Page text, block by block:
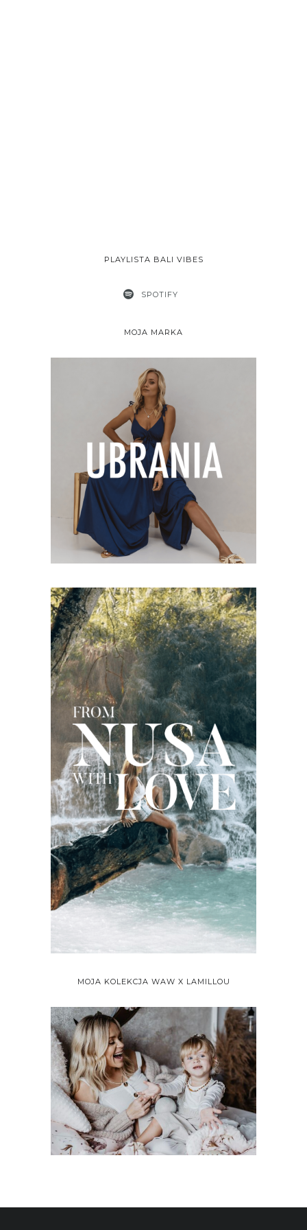
PLAYLISTA BALI VIBES
SPOTIFY
MOJA MARKA
MOJA KOLEKCJA WAW X LAMILLOU